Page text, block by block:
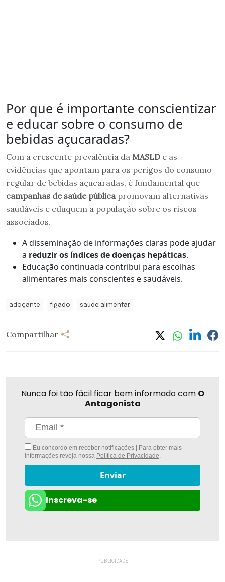
Por que é importante conscientizar
e educar sobre o consumo de
bebidas açucaradas?
Com a crescente prevalência da MASLD e as
evidências que apontam para os perigos do consumo
regular de bebidas açucaradas, é fundamental que
campanhas de saúde pública promovam alternativas
saudáveis e eduquem a população sobre os riscos
associados.
A disseminação de informações claras pode ajudar
a reduzir os índices de doenças hepáticas.
Educação continuada contribui para escolhas
alimentares mais conscientes e saudáveis.
adoçante fígado saúde alimentar
Compartilhar
Nunca foi tão fácil ficar bem informado com O
Antagonista
Eu concordo em receber notificações | Para obter mais
informações reveja nossa Política de Privacidade
Enviar
Inscreva-se